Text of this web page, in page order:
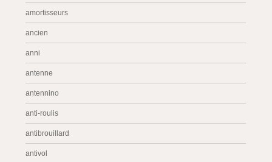
amortisseurs
ancien
anni
antenne
antennino
anti-roulis
antibrouillard
antivol